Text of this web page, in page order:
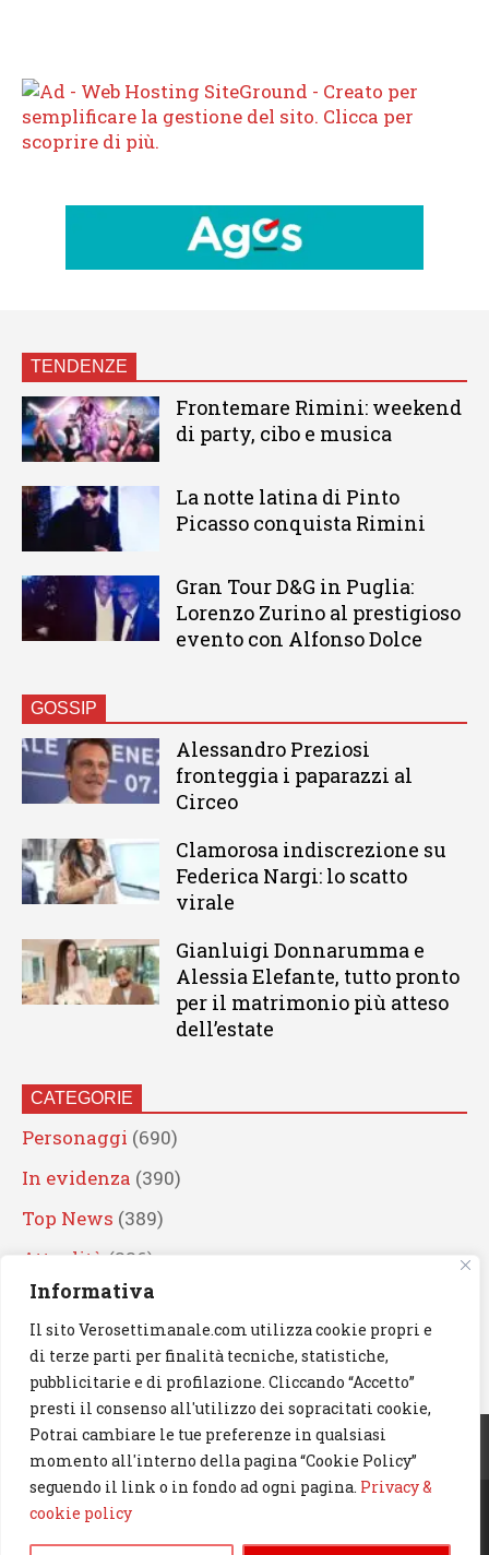
Informativa
Il sito Verosettimanale.com utilizza cookie propri e
di terze parti per finalità tecniche, statistiche,
pubblicitarie e di profilazione. Cliccando “Accetto”
presti il consenso all'utilizzo dei sopracitati cookie,
Potrai cambiare le tue preferenze in qualsiasi
momento all'interno della pagina “Cookie Policy”
seguendo il link o in fondo ad ogni pagina. Privacy &
cookie policy
TENDENZE
Frontemare Rimini: weekend
di party, cibo e musica
La notte latina di Pinto
Picasso conquista Rimini
Gran Tour D&G in Puglia:
Lorenzo Zurino al prestigioso
evento con Alfonso Dolce
GOSSIP
Alessandro Preziosi
fronteggia i paparazzi al
Circeo
Clamorosa indiscrezione su
Federica Nargi: lo scatto
virale
Gianluigi Donnarumma e
Alessia Elefante, tutto pronto
per il matrimonio più atteso
dell’estate
CATEGORIE
Personaggi (690)
In evidenza (390)
Top News (389)
Attualità (336)
Eventi(330)
Artisti (241)
News(239)
Cerca
© 2023 Verosettimanale.com. All rights reserved.